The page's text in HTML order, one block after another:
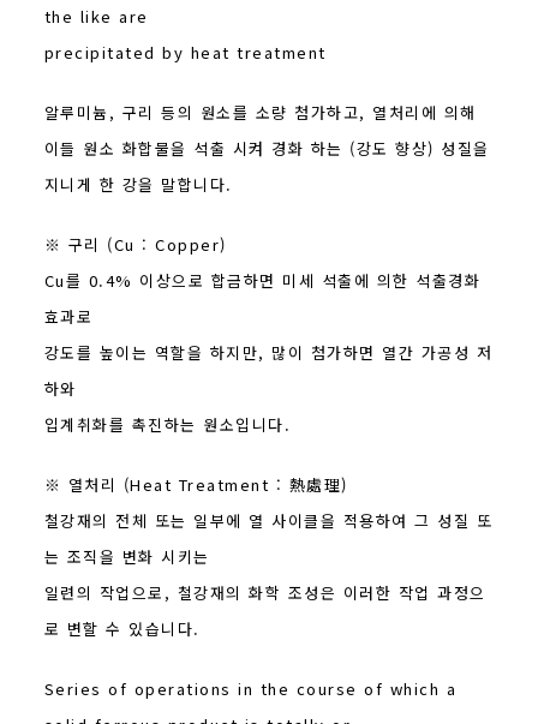
the like are
precipitated by heat treatment
알루미늄, 구리 등의 원소를 소량 첨가하고, 열처리에 의해
이들 원소 화합물을 석출 시켜 경화 하는 (강도 향상) 성질을
지니게 한 강을 말합니다.
※ 구리 (Cu : Copper)
Cu를 0.4% 이상으로 합금하면 미세 석출에 의한 석출경화
효과로
강도를 높이는 역할을 하지만, 많이 첨가하면 열간 가공성 저
하와
입계취화를 촉진하는 원소입니다.
※ 열처리 (Heat Treatment : 熱處理)
철강재의 전체 또는 일부에 열 사이클을 적용하여 그 성질 또
는 조직을 변화 시키는
일련의 작업으로, 철강재의 화학 조성은 이러한 작업 과정으
로 변할 수 있습니다.
Series of operations in the course of which a